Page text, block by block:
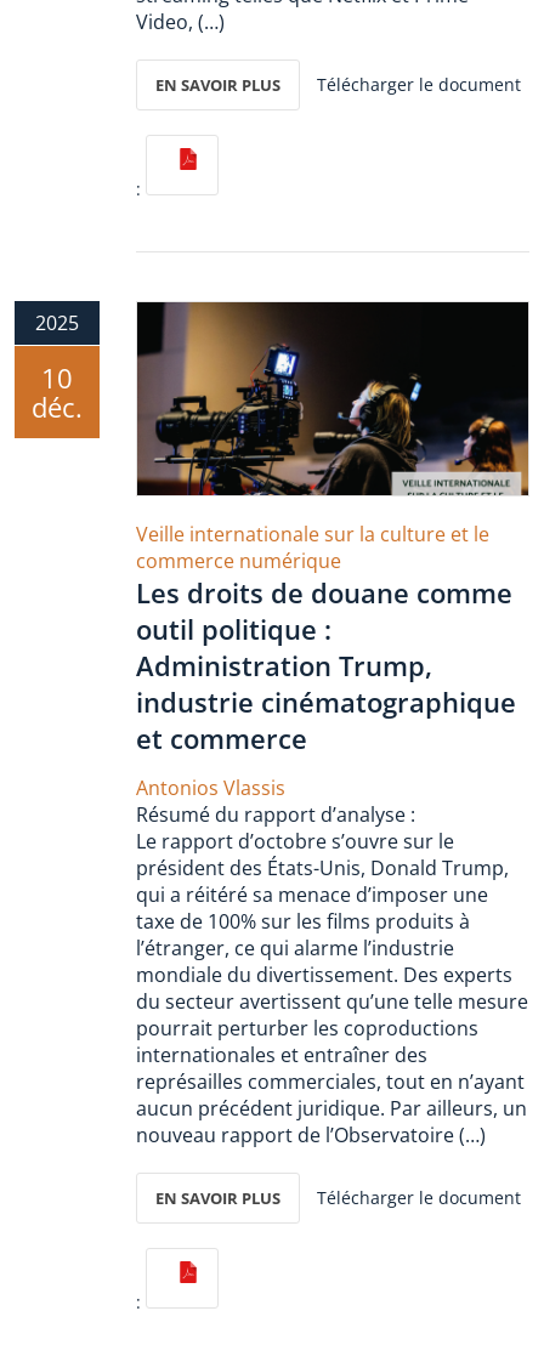
Video, (…)
EN SAVOIR PLUS Télécharger le document
:
2025
10
déc.
Veille internationale sur la culture et le
commerce numérique
Les droits de douane comme
outil politique :
Administration Trump,
industrie cinématographique
et commerce
Antonios Vlassis
Résumé du rapport d’analyse :
Le rapport d’octobre s’ouvre sur le
président des États-Unis, Donald Trump,
qui a réitéré sa menace d’imposer une
taxe de 100% sur les films produits à
l’étranger, ce qui alarme l’industrie
mondiale du divertissement. Des experts
du secteur avertissent qu’une telle mesure
pourrait perturber les coproductions
internationales et entraîner des
représailles commerciales, tout en n’ayant
aucun précédent juridique. Par ailleurs, un
nouveau rapport de l’Observatoire (…)
EN SAVOIR PLUS Télécharger le document
: